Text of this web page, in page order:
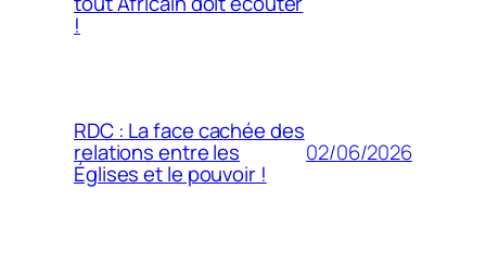
!
RDC : La face cachée des
relations entre les
Églises et le pouvoir !
02/06/2026